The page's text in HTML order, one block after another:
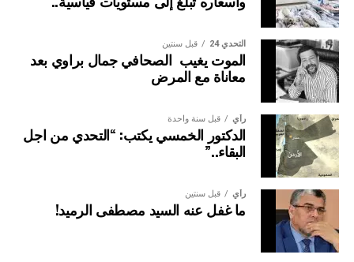
التحدي 24 قبل سنتين
الموت يغيب الصحافي جمال براوي بعد
معاناة مع المرض
رأي قبل سنة واحدة
الدكتور الخمسي يكتب: “التحدي من اجل
البقاء..”
رأي قبل سنتين
ما غفل عنه السيد مصطفى الرميد!